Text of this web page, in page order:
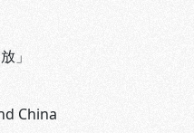
」
China